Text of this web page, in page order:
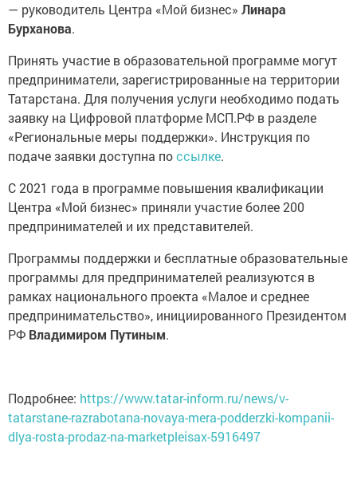
— руководитель Центра «Мой бизнес» Линара
Бурханова.
Принять участие в образовательной программе могут
предприниматели, зарегистрированные на территории
Татарстана. Для получения услуги необходимо подать
заявку на Цифровой платформе МСП.РФ в разделе
«Региональные меры поддержки». Инструкция по
подаче заявки доступна поссылке.
С 2021 года в программе повышения квалификации
Центра «Мой бизнес» приняли участие более 200
предпринимателей и их представителей.
Программы поддержки и бесплатные образовательные
программы для предпринимателей реализуются в
рамках национального проекта «Малое и среднее
предпринимательство», инициированного Президентом
РФ Владимиром Путиным.
Подробнее: https://www.tatar-inform.ru/news/v-
tatarstane-razrabotana-novaya-mera-podderzki-kompanii-
dlya-rosta-prodaz-na-marketpleisax-5916497